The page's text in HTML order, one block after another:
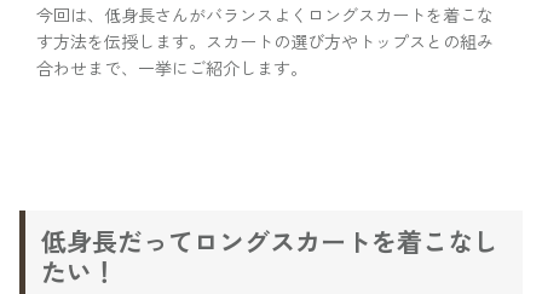
今回は、低身長さんがバランスよくロングスカートを着こな
す方法を伝授します。スカートの選び方やトップスとの組み
合わせまで、一挙にご紹介します。
低身長だってロングスカートを着こなし
たい！